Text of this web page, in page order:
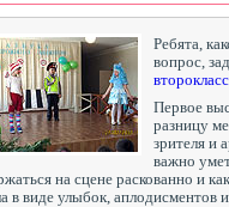
Ребята,
вопрос,
Первое
разницу
зрителя и
важно
на сцене раскованно и
в виде улыбок, аплодисментов